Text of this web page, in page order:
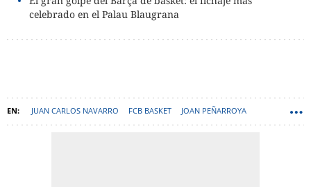
celebrado en el Palau Blaugrana
JUAN CARLOS NAVARRO FCB BASKET JOAN PEÑARROYA